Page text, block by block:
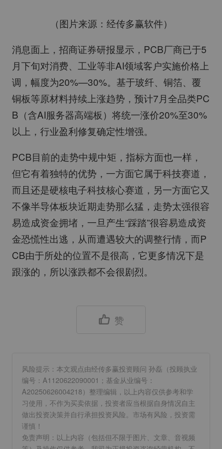
（图片来源：经传多赢软件）
消息面上，招商证券研报显示，PCB厂商已于5
月下旬对消费、工业等非AI领域客户实施价格上
调，幅度为20%—30%。基于玻纤、铜箔、覆
铜板等原材料持续上涨趋势，预计7月全品类PC
B（含AI服务器高端板）将统一涨价20%至30%
以上，行业盈利修复确定性增强。
PCB目前的走势中规中矩，指标方面也一样，
但它有着独特的优势，一方面它属于科技赛道，
而且还是硬核电子科技核心赛道，另一方面它又
不像半导体板块近期走势那么猛，走势太强很容
易造成资金拥堵，一旦产生“踩踏”很容易造成资
金恐慌性出逃，从而遭遇较大的调整行情，而P
CB由于所处的位置不是很高，它更多情况下是
跟涨的，所以涨跌都不会很剧烈。
赞
风险提示：本文观点由经传多赢投资顾问 孙磊（投顾执业
编号：A1120622090001；基金从业编号：
A20250626004218）整理编辑，以上内容仅供参考和学
习使用，不作为买卖依据，投资者应当根据自身情况自主
做出投资决策并自行承担投资风险。市场有风险，投资需
谨慎！
免责声明：以上内容（包括但不限于图片、文章、音视频